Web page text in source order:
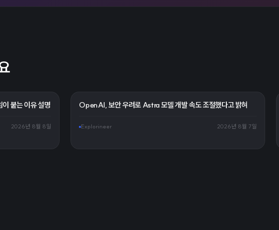
붙는 이유 설명
2026년 8월 8일
OpenAI, 보안 우려로 Astra 모델 개발 속도 조절했다고 밝혀
Explorineer 2026년 8월 7일